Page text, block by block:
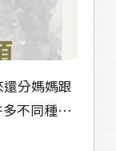
在
，但現在
烤，因此
邊曬太
乾變得比
，都是記
阮來銀老
不適合種